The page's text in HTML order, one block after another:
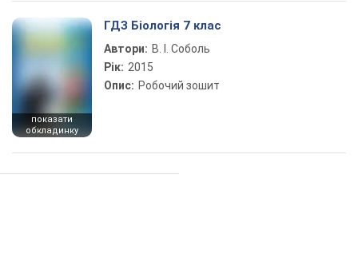
показати
обкладинку
ГДЗ Біологія 7 клас
Автори: В. І. Соболь
Рік: 2015
Опис: Робочий зошит